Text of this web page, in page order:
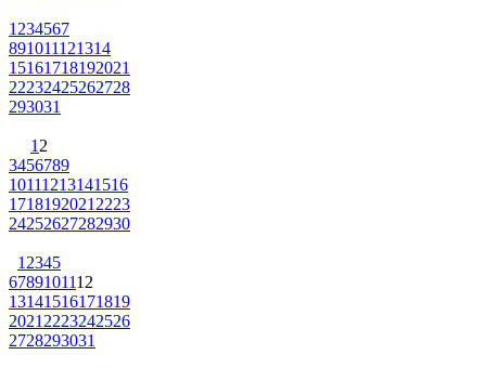
1 234567
891011121314
15161718192021
22232425262728
293031
1 2
3456789
10111213141516
1718192021 2223
24252627282930
1 2345
6789101112
13141516171819
2021 2223242526
2728293031